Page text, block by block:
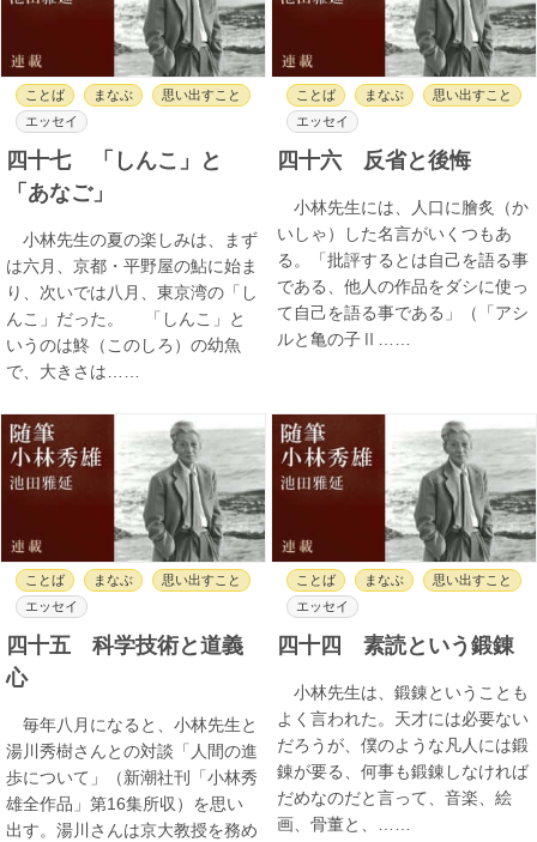
ことば まなぶ
思い出すこと
エッセイ
四十七 「しんこ」と
「あなご」
小林先生の夏の楽しみは、まず
は六月、京都・平野屋の鮎に始ま
り、次いでは八月、東京湾の「し
んこ」だった。 「しんこ」と
いうのは鮗（このしろ）の幼魚
で、大きさは……
ことば まなぶ
思い出すこと
エッセイ
四十六 反省と後悔
小林先生には、人口に膾炙（か
いしゃ）した名言がいくつもあ
る。「批評するとは自己を語る事
である、他人の作品をダシに使っ
て自己を語る事である」（「アシ
ルと亀の子Ⅱ……
ことば まなぶ
思い出すこと
エッセイ
四十五 科学技術と道義
心
毎年八月になると、小林先生と
湯川秀樹さんとの対談「人間の進
歩について」（新潮社刊「小林秀
雄全作品」第16集所収）を思い
出す。湯川さんは京大教授を務め
ことば まなぶ
思い出すこと
エッセイ
四十四 素読という鍛錬
小林先生は、鍛錬ということも
よく言われた。天才には必要ない
だろうが、僕のような凡人には鍛
錬が要る、何事も鍛錬しなければ
だめなのだと言って、音楽、絵
画、骨董と、……